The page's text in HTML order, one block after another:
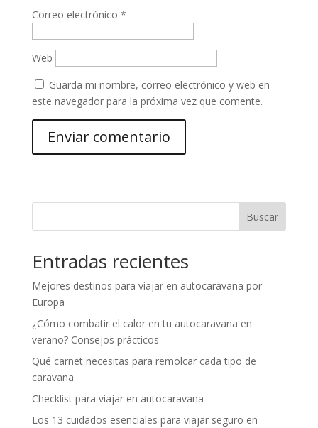
Correo electrónico *
Web
Guarda mi nombre, correo electrónico y web en
este navegador para la próxima vez que comente.
Buscar
Entradas recientes
Mejores destinos para viajar en autocaravana por
Europa
¿Cómo combatir el calor en tu autocaravana en
verano? Consejos prácticos
Qué carnet necesitas para remolcar cada tipo de
caravana
Checklist para viajar en autocaravana
Los 13 cuidados esenciales para viajar seguro en